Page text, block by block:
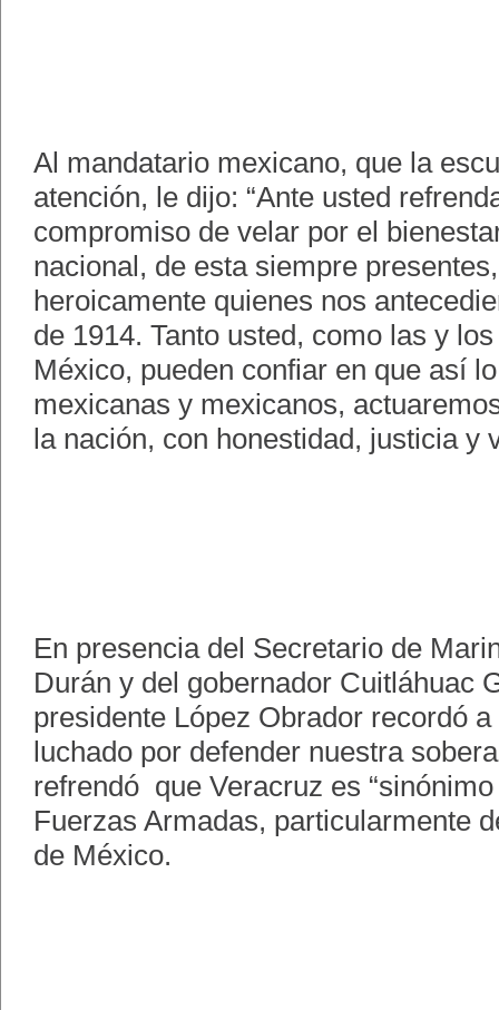
Al mandatario mexicano, que la
atención, le dijo: “Ante usted
compromiso de velar por el
nacional, de esta siempre
heroicamente quienes nos
de 1914. Tanto usted, como las y
México, pueden confiar en que así
mexicanas y mexicanos,
la nación, con honestidad, justicia y
En presencia del Secretario de
Durán y del gobernador Cuitláhuac
presidente López Obrador recordó
luchado por defender nuestra
refrendó que Veracruz es
Fuerzas Armadas, particularmente
de México.